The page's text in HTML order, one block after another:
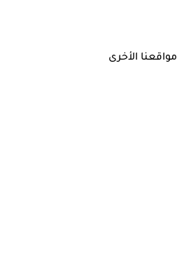
مواقعنا الأخرى